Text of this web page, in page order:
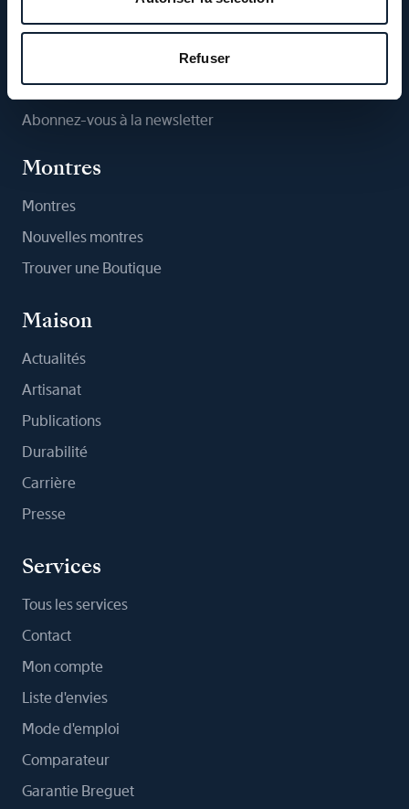
Refuser
Suivez-nous
Abonnez-vous à la newsletter
Montres
Montres
Nouvelles montres
Trouver une Boutique
Maison
Actualités
Artisanat
Publications
Durabilité
Carrière
Presse
Services
Tous les services
Contact
Mon compte
Liste d'envies
Mode d'emploi
Comparateur
Garantie Breguet